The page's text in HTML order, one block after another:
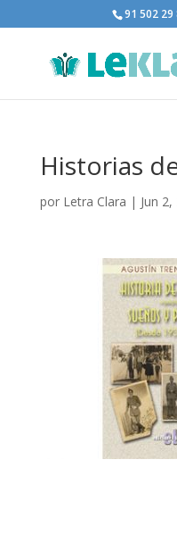
91 502 29
Historias
por Letra Clara | Jun